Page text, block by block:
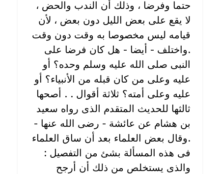
حتما وفرضا ، وذلك أن الندب والحض ،
لا يقع على بعض الليل دون بعض ، لأن
قيامه ليس مخصوصا به وقت دون وقت
.واختلف - أيضا - هل كان فرضا على
النبى صلى الله عليه وسلم وحده؟ أو
عليه وعلى من كان قبله من الأنبياء؟ أو
عليه وعلى أمته؟ ثلاثة أقوال . . أصحها
ثالثها للحديث المتقدم الذى رواه سعيد
بن هشام عن عائشة - رضى الله عنها -
.وقال بعض العلماء بعد أن ساق العلماء
فى هذه المسألة بشئ من التفصيل :
والذى يستخلص من ذلك أن أرجح